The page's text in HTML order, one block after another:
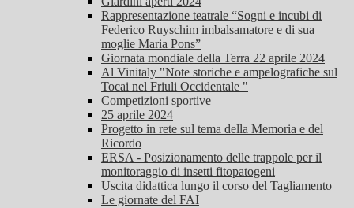
Rappresentazione teatrale “Sogni e incubi di
Federico Ruyschim imbalsamatore e di sua
moglie Maria Pons”
Giornata mondiale della Terra 22 aprile 2024
Al Vinitaly "Note storiche e ampelografiche sul
Tocai nel Friuli Occidentale "
Competizioni sportive
25 aprile 2024
Progetto in rete sul tema della Memoria e del
Ricordo
ERSA - Posizionamento delle trappole per il
monitoraggio di insetti fitopatogeni
Uscita didattica lungo il corso del Tagliamento
Le giornate del FAI